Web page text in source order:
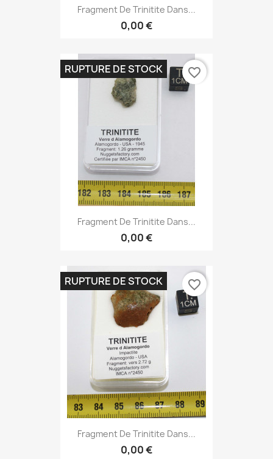
Fragment De Trinitite Dans...
0,00 €
Fragment De Trinitite Dans...
0,00 €
RUPTURE DE STOCK favorite_border
Fragment De Trinitite Dans...
0,00 €
RUPTURE DE STOCK favorite_border